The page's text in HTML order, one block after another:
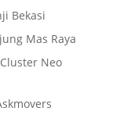
Bekasi
Mas Raya
Neo